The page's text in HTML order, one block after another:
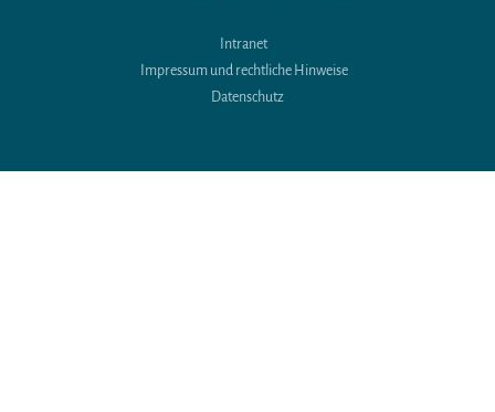
Intranet
Impressum und rechtliche Hinweise
Datenschutz